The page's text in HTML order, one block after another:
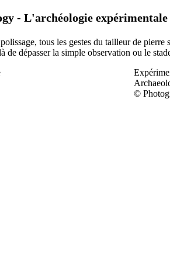
- L'archéologie expérimentale
tous les gestes du tailleur de
de dépasser la simple observation ou le
©